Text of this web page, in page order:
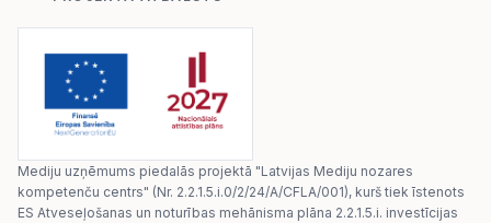
Mediju uzņēmums piedalās projektā "Latvijas Mediju nozares
kompetenču centrs" (Nr. 2.2.1.5.i.0/2/24/A/CFLA/001), kurš tiek īstenots
ES Atveseļošanas un noturības mehānisma plāna 2.2.1.5.i. investīcijas